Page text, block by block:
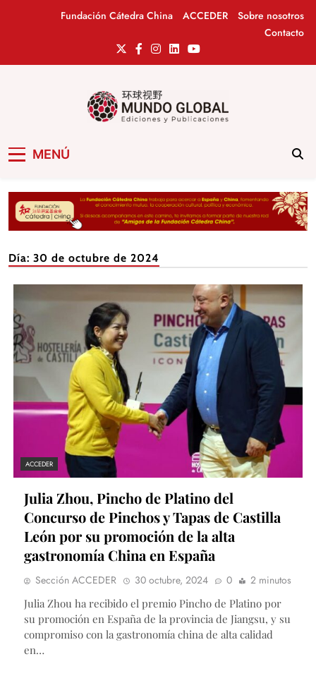
Fundación Cátedra China ACCEDER
Sobre nosotros
Contacto
MENÚ
Día: 30 de octubre de 2024
ACCEDER
Julia Zhou, Pincho de Platino del
Concurso de Pinchos y Tapas de Castilla
León por su promoción de la alta
gastronomía China en España
Sección ACCEDER 30 octubre, 2024 0
2 minutos
Julia Zhou ha recibido el premio Pincho de Platino por
su promoción en España de la provincia de Jiangsu, y su
compromiso con la gastronomía china de alta calidad
en…